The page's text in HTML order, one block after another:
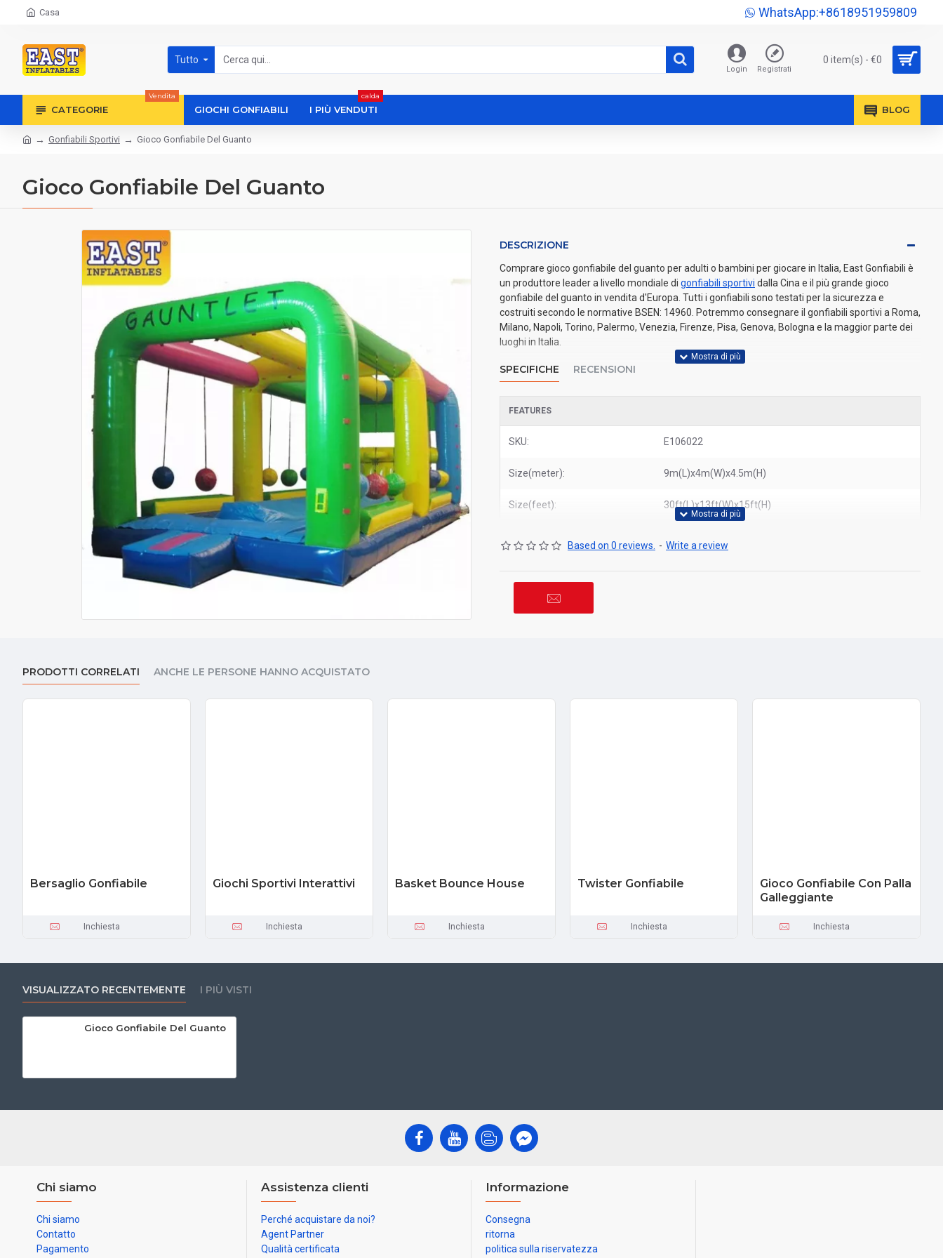
Casa WhatsApp:+8618951959809
Tutto
Login Registrati
0 item(s) - €0
CATEGORIE
Vendita
GIOCHI GONFIABILI I PIÙ VENDUTI
calda
BLOG
Gonfiabili Sportivi Gioco Gonfiabile Del Guanto
Gioco Gonfiabile Del Guanto
DESCRIZIONE
Comprare gioco gonfiabile del guanto per adulti o bambini per giocare in Italia, East Gonfiabili è
un produttore leader a livello mondiale di gonfiabili sportivi dalla Cina e il più grande gioco
gonfiabile del guanto in vendita d'Europa. Tutti i gonfiabili sono testati per la sicurezza e
costruiti secondo le normative BSEN: 14960. Potremmo consegnare il gonfiabili sportivi a Roma,
Milano, Napoli, Torino, Palermo, Venezia, Firenze, Pisa, Genova, Bologna e la maggior parte dei
luoghi in Italia.
SPECIFICHE RECENSIONI
FEATURES
SKU: E106022
Size(meter): 9m(L)x4m(W)x4.5m(H)
Size(feet): 30ft(L)x13ft(W)x15ft(H)
Based on 0 reviews. - Write a review
PRODOTTI CORRELATI ANCHE LE PERSONE HANNO ACQUISTATO
Bersaglio Gonfiabile
Inchiesta
Giochi Sportivi Interattivi
Inchiesta
Basket Bounce House
Inchiesta
Twister Gonfiabile
Inchiesta
Gioco Gonfiabile Con Palla
Galleggiante
Inchiesta
VISUALIZZATO RECENTEMENTE I PIÙ VISTI
Gioco Gonfiabile Del Guanto
Chi siamo
Chi siamo
Contatto
Pagamento
Assistenza clienti
Perché acquistare da noi?
Agent Partner
Qualità certificata
Informazione
Consegna
ritorna
politica sulla riservatezza